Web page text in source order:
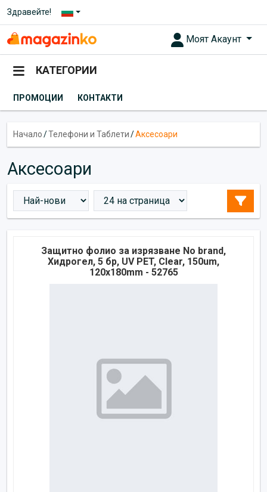
Здравейте!
Моят Акаунт
КАТЕГОРИИ
ПРОМОЦИИ КОНТАКТИ
Начало/Телефони и Таблети/Аксесоари
Аксесоари
Защитно фолио за изрязване No brand,
Хидрогел, 5 бр, UV PET, Clear, 150um,
120x180mm - 52765